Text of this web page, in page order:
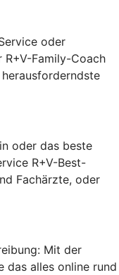
oder
R+V-Family-Coach
oder das beste
R+V-Best-
Fachärzte, oder
Mit der
das alles online rund